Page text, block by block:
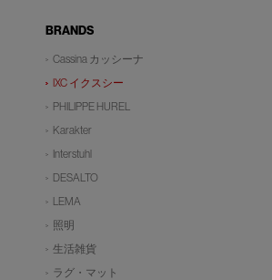
BRANDS
Cassina カッシーナ
IXC イクスシー
PHILIPPE HUREL
Karakter
Interstuhl
DESALTO
LEMA
照明
生活雑貨
ラグ・マット